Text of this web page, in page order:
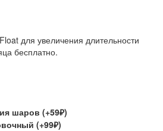
для увеличения длительности
бесплатно.
шаров (+59₽)
(+99₽)